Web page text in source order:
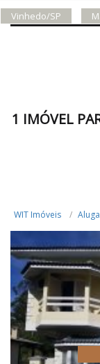
Vinhedo/SP
1 IMÓVEL
WIT Imóveis